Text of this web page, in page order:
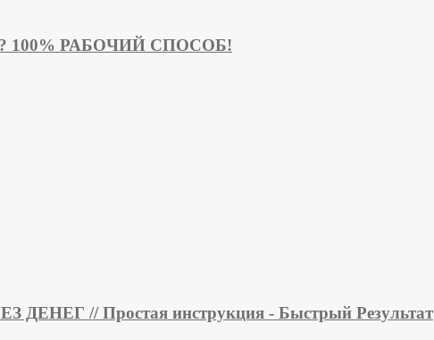
100% РАБОЧИЙ СПОСОБ!
// Простая инструкция - Быстрый Результат